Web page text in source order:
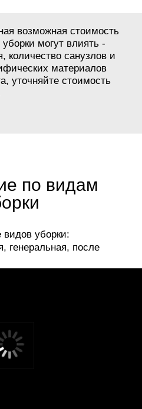
возможная стоимость
могут влиять -
количество санузлов и
материалов
уточняйте стоимость
по видам
видов уборки:
генеральная, после